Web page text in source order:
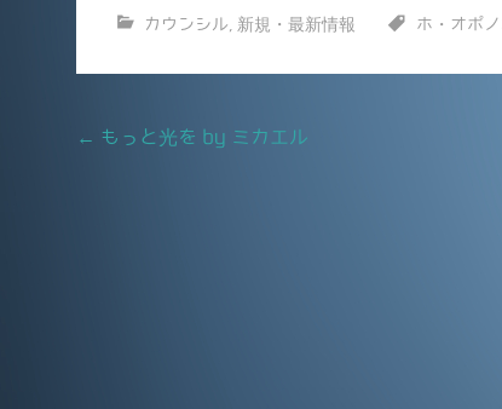
c
e
b
o
ai
l
カウンシル 新規・最新情報 ホ・オポ
Post
← もっと光を by ミカエル